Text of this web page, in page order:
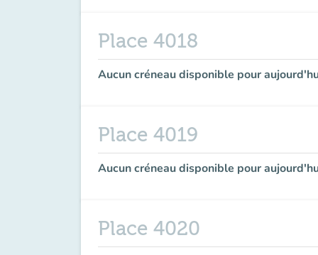
Place 4018
Aucun créneau disponible pour
Place 4019
Aucun créneau disponible pour
Place 4020